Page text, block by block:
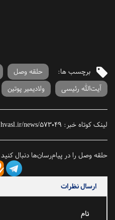
برچسب ها: حلقه وصل
آیت‌الله رئیسی
ولادیمیر پوتین
لینک کوتاه خبر: hvasl.ir/news/573049
حلقه وصل را در پیام‌رسان‌ها دنبال کنید
ارسال نظرات
نام